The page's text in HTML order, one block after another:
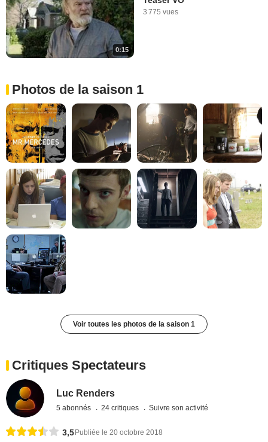
0:15
3 775 vues
Photos de la saison 1
Voir toutes les photos de la saison 1
Critiques Spectateurs
Luc Renders
5 abonnés 24 critiques Suivre son activité
3,5 Publiée le 20 octobre 2018